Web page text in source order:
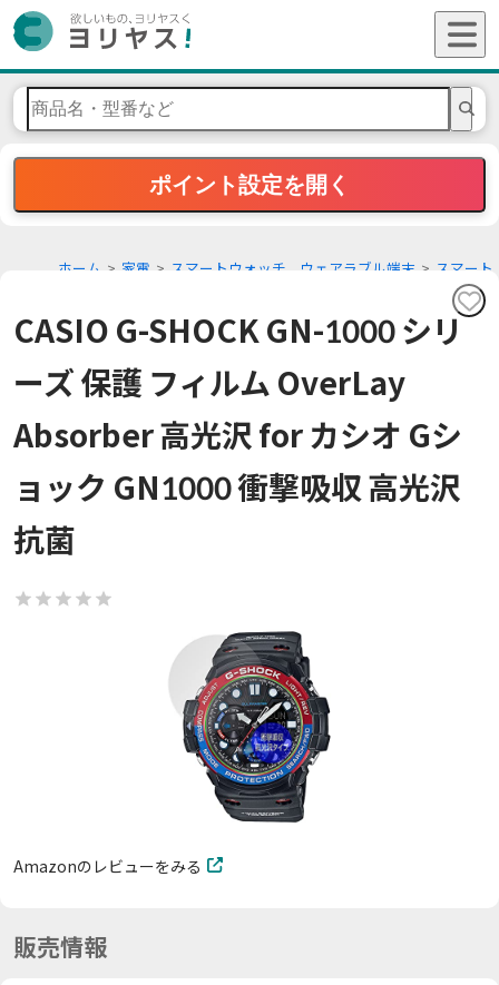
ポイント設定を開く
ホーム 家電 スマートウォッチ、ウェアラブル端末
スマート
CASIO G-SHOCK GN-1000 シリ
ーズ 保護 フィルム OverLay
Absorber 高光沢 for カシオ Gシ
ョック GN1000 衝撃吸収 高光沢
抗菌
Amazonのレビューをみる
販売情報